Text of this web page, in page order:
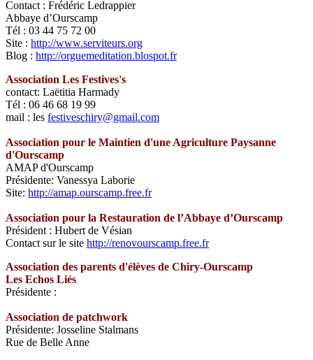
Contact : Frédéric Ledrappier
Abbaye d’Ourscamp
Tél : 03 44 75 72 00
Site : http://www.serviteurs.org
Blog : http://orguemeditation.blospot.fr
Association Les Festives's
contact: Laëtitia Harmady
Tél : 06 46 68 19 99
mail : les festiveschiry@gmail.com
Association pour le Maintien d'une Agriculture Paysanne
d'Ourscamp
AMAP d'Ourscamp
Présidente: Vanessya Laborie
Site: http://amap.ourscamp.free.fr
Association pour la Restauration de l’Abbaye d’Ourscamp
Président : Hubert de Vésian
Contact sur le site http://renovourscamp.free.fr
Association des parents d'élèves de Chiry-Ourscamp
Les Echos Liés
Présidente :
Association de patchwork
Présidente: Josseline Stalmans
Rue de Belle Anne